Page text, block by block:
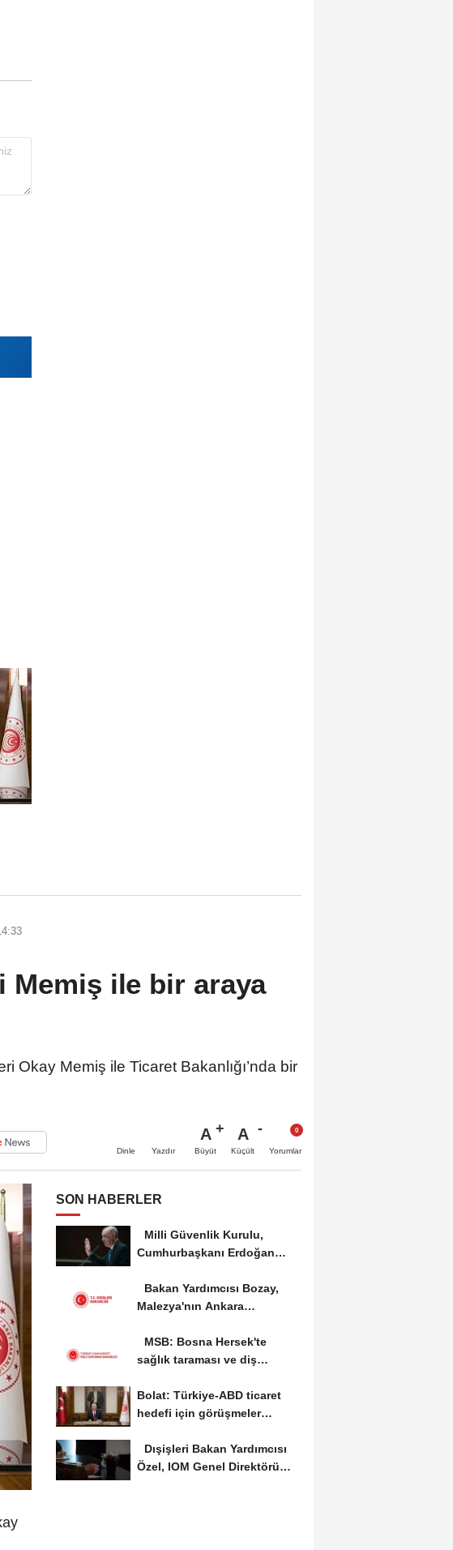
Memiş ile bir araya
Okay Memiş ile Ticaret Bakanlığı’nda bir
Dinle Yazdır
A
Büyüt
A
Küçült Yorumlar
SON HABERLER
Milli Güvenlik Kurulu,
Cumhurbaşkanı Erdoğan
Bakan Yardımcısı Bozay,
Malezya'nın Ankara
MSB: Bosna Hersek'te
sağlık taraması ve diş
Bolat: Türkiye-ABD ticaret
hedefi için görüşmeler
Dışişleri Bakan Yardımcısı
Özel, IOM Genel Direktörü